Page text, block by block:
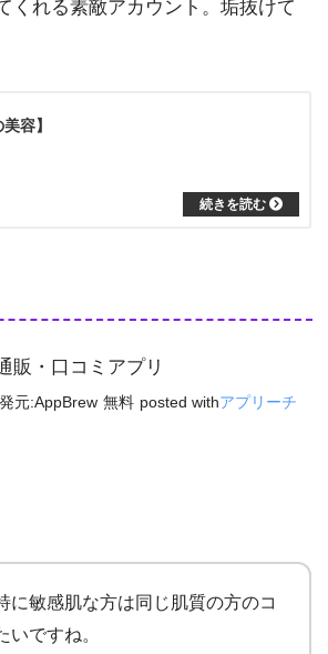
くれる素敵アカウント。垢抜けて
容】
販・口コミアプリ
元:AppBrew 無料 posted withアプリーチ
に敏感肌な方は同じ肌質の方のコ
ですね。